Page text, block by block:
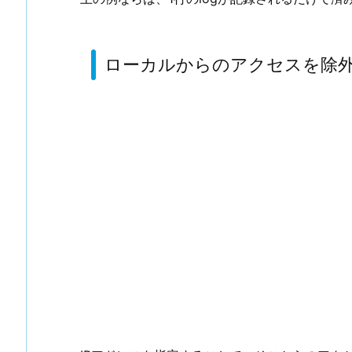
ローカルからのアクセスを除